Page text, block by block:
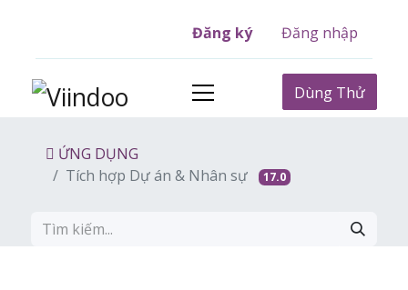
Đăng ký Đăng nhập
Dùng Thử
ỨNG DỤNG
Tích hợp Dự án & Nhân sự
17.0